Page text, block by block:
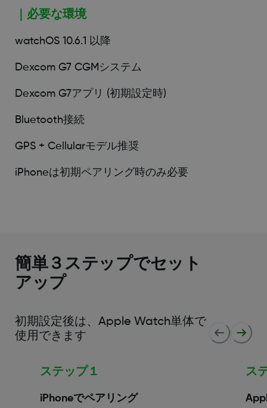
｜必要な環境
watchOS 10.6.1 以降
Dexcom G7 CGMシステム
Dexcom G7アプリ (初期設定時)
Bluetooth接続
GPS + Cellularモデル推奨
iPhoneは初期ペアリング時のみ必要
簡単３ステップでセット
アップ
初期設定後は、Apple Watch単体で
使用できます
ステップ１
iPhoneでペアリング
ス